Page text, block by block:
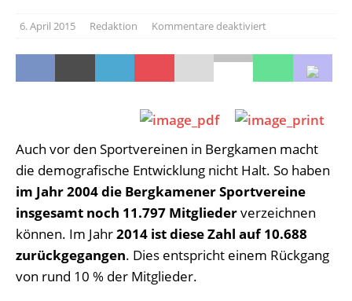
6. April 2015 Redaktion Kommentare deaktiviert
Auch vor den Sportvereinen in Bergkamen macht
die demografische Entwicklung nicht Halt. So haben
im Jahr 2004 die Bergkamener Sportvereine
insgesamt noch 11.797 Mitgliederverzeichnen
können. Im Jahr2014 ist diese Zahl auf 10.688
zurückgegangen. Dies entspricht einem Rückgang
von rund 10 % der Mitglieder.